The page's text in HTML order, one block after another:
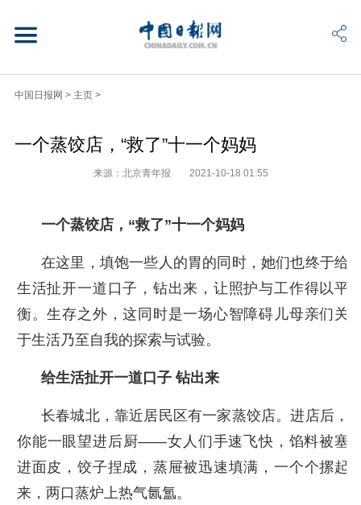
中国日报网 > 主页>
一个蒸饺店，“救了”十一个妈妈
来源：北京青年报 2021-10-18 01:55
一个蒸饺店，“救了”十一个妈妈
在这里，填饱一些人的胃的同时，她们也终于给
生活扯开一道口子，钻出来，让照护与工作得以平
衡。生存之外，这同时是一场心智障碍儿母亲们关
于生活乃至自我的探索与试验。
给生活扯开一道口子 钻出来
长春城北，靠近居民区有一家蒸饺店。进店后，
你能一眼望进后厨——女人们手速飞快，馅料被塞
进面皮，饺子捏成，蒸屉被迅速填满，一个个摞起
来，两口蒸炉上热气氤氲。